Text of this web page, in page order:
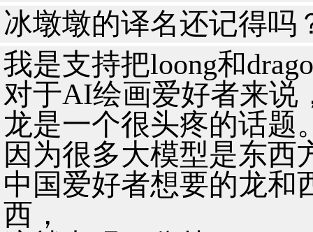
冰墩墩的译名还记得吗
我是支持把loong和
对于AI绘画爱好者来说
龙是一个很头疼的话题
因为很多大模型是东
中国爱好者想要的龙和
西，